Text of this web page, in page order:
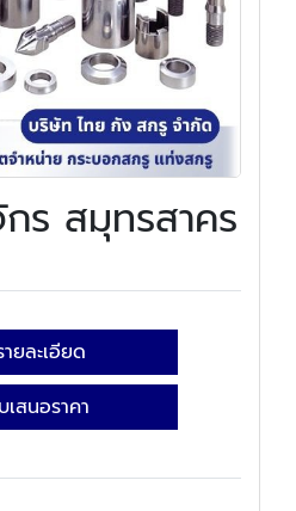
ร สมุทรสาคร
ยละเอียด
เสนอราคา